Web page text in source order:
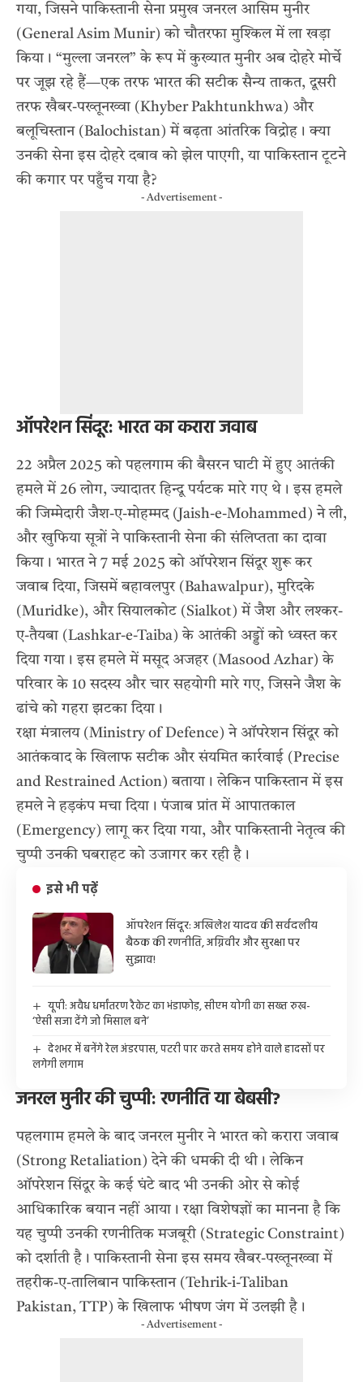
गया, जिसने पाकिस्तानी सेना प्रमुख जनरल आसिम मुनीर
(General Asim Munir) को चौतरफा मुश्किल में ला खड़ा
किया। “मुल्ला जनरल” के रूप में कुख्यात मुनीर अब दोहरे मोर्चे
पर जूझ रहे हैं—एक तरफ भारत की सटीक सैन्य ताकत, दूसरी
तरफ खैबर-पख्तूनख्वा (Khyber Pakhtunkhwa) और
बलूचिस्तान (Balochistan) में बढ़ता आंतरिक विद्रोह। क्या
उनकी सेना इस दोहरे दबाव को झेल पाएगी, या पाकिस्तान टूटने
की कगार पर पहुँच गया है?
- Advertisement -
ऑपरेशन सिंदूर: भारत का करारा जवाब
22 अप्रैल 2025 को पहलगाम की बैसरन घाटी में हुए आतंकी
हमले में 26 लोग, ज्यादातर हिन्दू पर्यटक मारे गए थे। इस हमले
की जिम्मेदारी जैश-ए-मोहम्मद (Jaish-e-Mohammed) ने ली,
और खुफिया सूत्रों ने पाकिस्तानी सेना की संलिप्तता का दावा
किया। भारत ने 7 मई 2025 को ऑपरेशन सिंदूर शुरू कर
जवाब दिया, जिसमें बहावलपुर (Bahawalpur), मुरिदके
(Muridke), और सियालकोट (Sialkot) में जैश और लश्कर-
ए-तैयबा (Lashkar-e-Taiba) के आतंकी अड्डों को ध्वस्त कर
दिया गया। इस हमले में मसूद अजहर (Masood Azhar) के
परिवार के 10 सदस्य और चार सहयोगी मारे गए, जिसने जैश के
ढांचे को गहरा झटका दिया।
रक्षा मंत्रालय (Ministry of Defence) ने ऑपरेशन सिंदूर को
आतंकवाद के खिलाफ सटीक और संयमित कार्रवाई (Precise
and Restrained Action) बताया। लेकिन पाकिस्तान में इस
हमले ने हड़कंप मचा दिया। पंजाब प्रांत में आपातकाल
(Emergency) लागू कर दिया गया, और पाकिस्तानी नेतृत्व की
चुप्पी उनकी घबराहट को उजागर कर रही है।
इसे भी पढ़ें
ऑपरेशन सिंदूर: अखिलेश यादव की सर्वदलीय
बैठक की रणनीति, अग्निवीर और सुरक्षा पर
सुझाव!
यूपी: अवैध धर्मांतरण रैकेट का भंडाफोड़, सीएम योगी का सख्त रुख-
‘ऐसी सजा देंगे जो मिसाल बने’
देशभर में बनेंगे रेल अंडरपास, पटरी पार करते समय होने वाले हादसों पर
लगेगी लगाम
जनरल मुनीर की चुप्पी: रणनीति या बेबसी?
पहलगाम हमले के बादजनरल मुनीर ने भारत को करारा जवाब
(Strong Retaliation) देने की धमकी दी थी। लेकिन
ऑपरेशन सिंदूर के कई घंटे बाद भी उनकी ओर से कोई
आधिकारिक बयान नहीं आया। रक्षा विशेषज्ञों का मानना है कि
यह चुप्पी उनकी रणनीतिक मजबूरी (Strategic Constraint)
को दर्शाती है। पाकिस्तानी सेना इस समय खैबर-पख्तूनख्वा में
तहरीक-ए-तालिबान पाकिस्तान (Tehrik-i-Taliban
Pakistan, TTP) के खिलाफ भीषण जंग में उलझी है।
- Advertisement -